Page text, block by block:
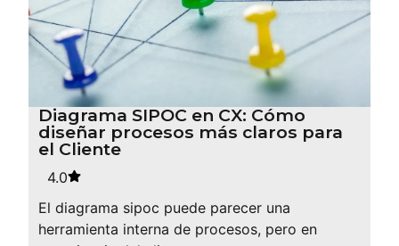
Diagrama SIPOC en CX: Cómo
diseñar procesos más claros para
el Cliente
4.0
El diagrama sipoc puede parecer una
herramienta interna de procesos, pero en